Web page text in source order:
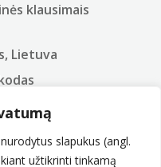
slapukus (angl.
užtikrinti tinkamą
klausimais
Lietuva